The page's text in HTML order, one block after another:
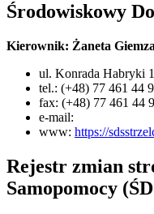
Środowiskowy
Kierownik: Żaneta
ul. Konrada Habryki
tel.: (+48) 77 461 44
fax: (+48) 77 461 44
e-mail:
www: https://
Rejestr zmian
Samopomocy